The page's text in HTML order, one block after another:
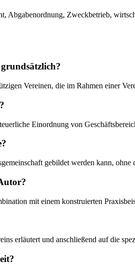
Abgabenordnung, Zweckbetrieb,
Vereinen, die im Rahmen einer
Einordnung von
gebildet werden kann,
mit einem konstruierten
erläutert und anschließend auf die